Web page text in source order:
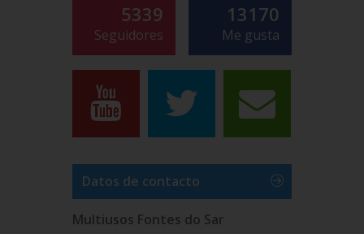
5339
Seguidores
13170
Me gusta
Datos de contacto
Multiusos Fontes do Sar